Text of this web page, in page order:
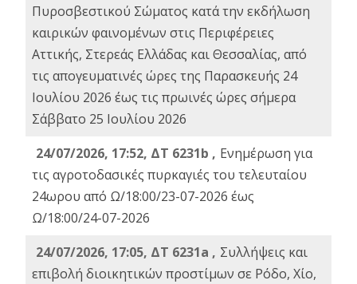
Πυροσβεστικού Σώματος κατά την εκδήλωση
καιρικών φαινομένων στις Περιφέρειες
Αττικής, Στερεάς Ελλάδας και Θεσσαλίας, από
τις απογευματινές ώρες της Παρασκευής 24
Ιουλίου 2026 έως τις πρωινές ώρες σήμερα
Σάββατο 25 Ιουλίου 2026
24/07/2026, 17:52, ΔΤ 6231b , Ενημέρωση για
τις αγροτοδασικές πυρκαγιές του τελευταίου
24ωρου από Ω/18:00/23-07-2026 έως
Ω/18:00/24-07-2026
24/07/2026, 17:05, ΔΤ 6231a , Συλλήψεις και
επιβολή διοικητικών προστίμων σε Ρόδο, Χίο,